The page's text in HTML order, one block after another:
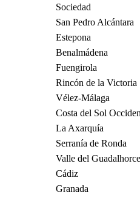
Sociedad
San Pedro Alcántara
Estepona
Benalmádena
Fuengirola
Rincón de la Victoria
Vélez-Málaga
Costa del Sol
La Axarquía
Serranía de Ronda
Valle del Guadalhorce
Cádiz
Granada